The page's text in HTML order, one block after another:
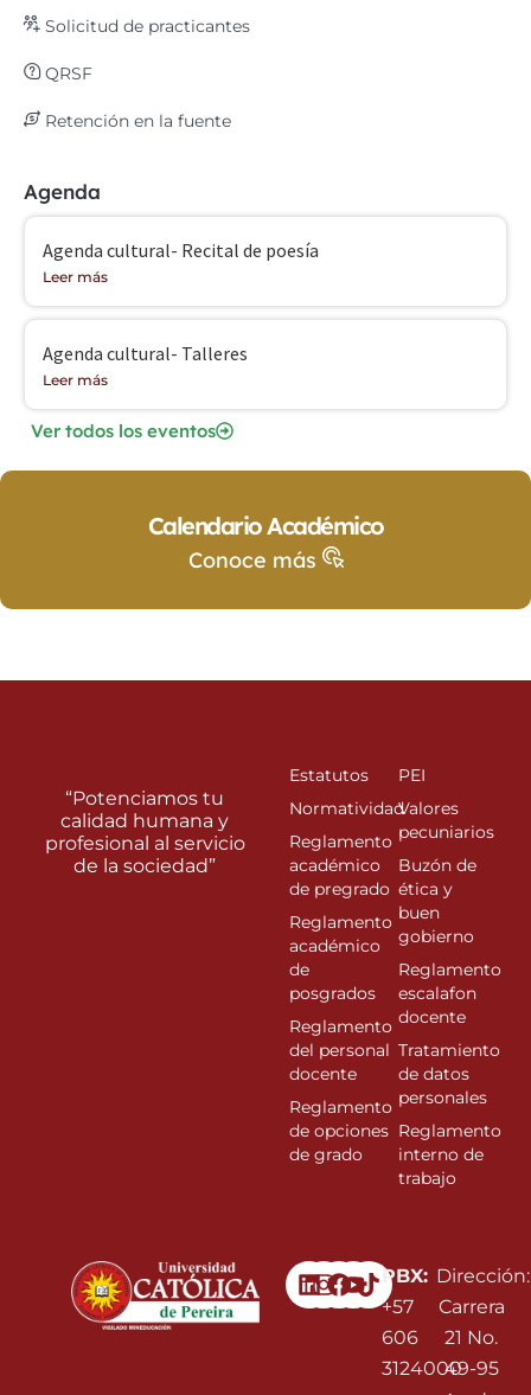
Solicitud de practicantes
QRSF
Retención en la fuente
Agenda
Agenda cultural- Recital de poesía
Leer más
Agenda cultural- Talleres
Leer más
Ver todos los eventos
Calendario Académico
Conoce más
Linkedin
Instagram
Facebook
Youtube
PBX:
+57
606
3124000
Dirección:
Carrera
21 No.
49-95
“Potenciamos tu
calidad humana y
profesional al servicio
de la sociedad”
Estatutos
Normatividad
Reglamento
académico
de pregrado
Reglamento
académico
de
posgrados
Reglamento
del personal
docente
Reglamento
de opciones
de grado
PEI
Valores
pecuniarios
Buzón de
ética y
buen
gobierno
Reglamento
escalafon
docente
Tratamiento
de datos
personales
Reglamento
interno de
trabajo